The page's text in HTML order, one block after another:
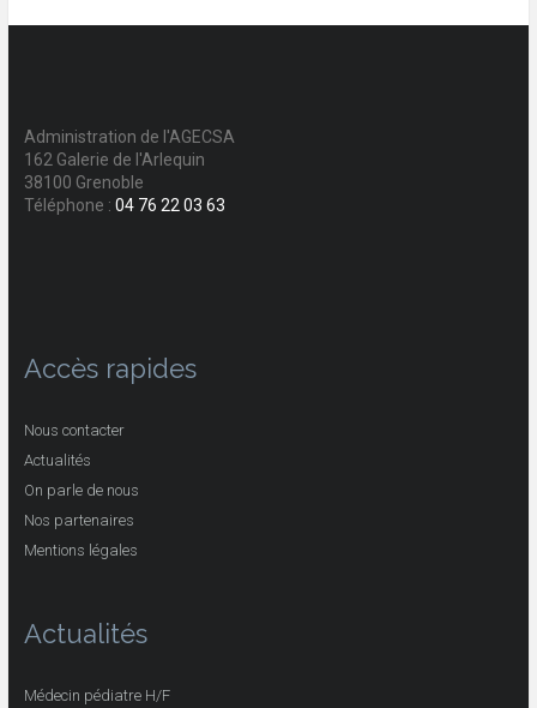
Administration de l'AGECSA
162 Galerie de l'Arlequin
38100 Grenoble
Téléphone : 04 76 22 03 63
Accès rapides
Nous contacter
Actualités
On parle de nous
Nos partenaires
Mentions légales
Actualités
Médecin pédiatre H/F